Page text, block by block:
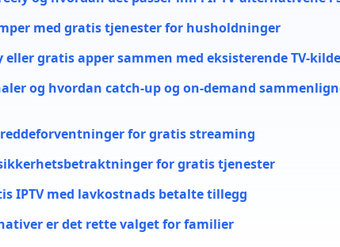
med gratis tjenester for husholdninger
eller gratis apper sammen med eksisterende TV-
og hvordan catch-up og on-demand
for gratis streaming
for gratis tjenester
IPTV med lavkostnads betalte tillegg
er det rette valget for familier